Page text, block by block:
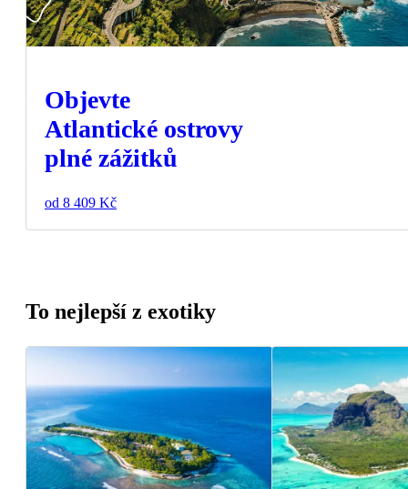
Objevte
Atlantické ostrovy
plné zážitků
od 8 409 Kč
To nejlepší z exotiky